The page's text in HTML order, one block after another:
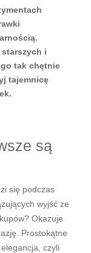
i
tak chętnie
tajemnicę
są
się podczas
wyjść ze
Okazuje
Prostokątne
czyli